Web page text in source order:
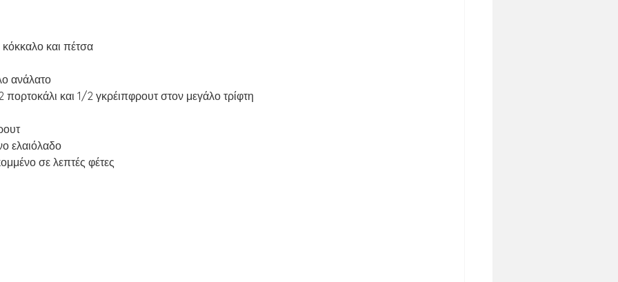
και πέτσα
ανάλατο
πορτοκάλι και 1/2 γκρέιπφρουτ στον μεγάλο τρίφτη
ελαιόλαδο
σε λεπτές φέτες